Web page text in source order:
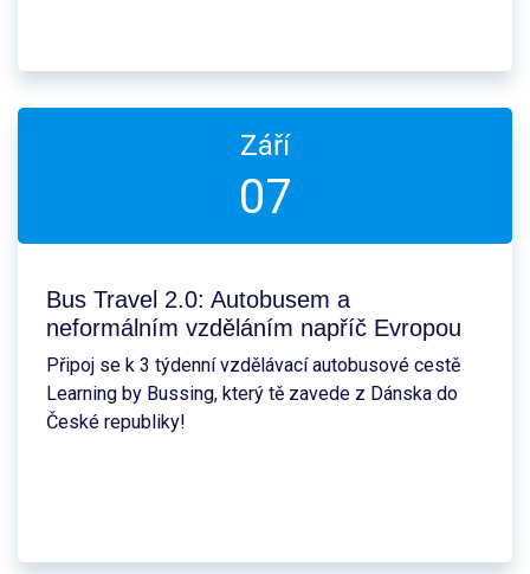
Září
07
Bus Travel 2.0: Autobusem a
neformálním vzděláním napříč Evropou
Připoj se k 3 týdenní vzdělávací autobusové cestě
Learning by Bussing, který tě zavede z Dánska do
České republiky!